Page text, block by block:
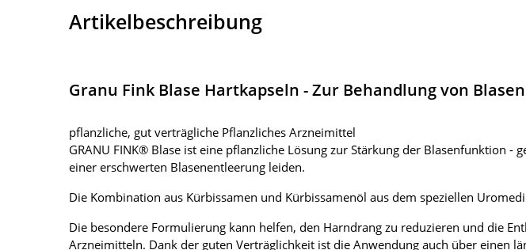
Artikelbeschreibung
Granu Fink Blase Hartkapseln - Zur Behandlung von
pflanzliche, gut verträgliche Pflanzliches Arzneimittel
GRANU FINK® Blase ist eine pflanzliche Lösung zur Stärkung der Blasenfunktion
einer erschwerten Blasenentleerung leiden.
Die Kombination aus Kürbissamen und Kürbissamenöl aus dem speziellen
Die besondere Formulierung kann helfen, den Harndrang zu reduzieren und die
Arzneimitteln. Dank der guten Verträglichkeit ist die Anwendung auch über einen